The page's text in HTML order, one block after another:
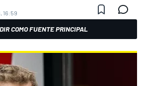
16:59
COMO FUENTE PRINCIPAL